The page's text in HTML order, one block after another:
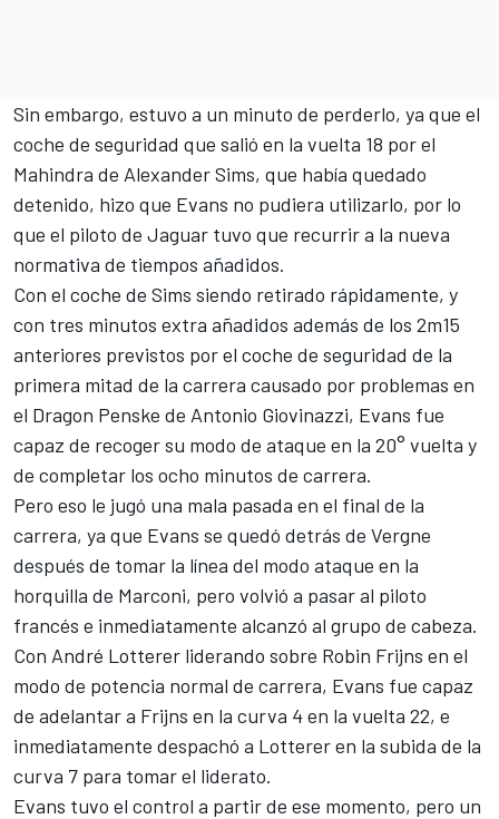
Sin embargo, estuvo a un minuto de perderlo, ya que el
coche de seguridad que salió en la vuelta 18 por el
Mahindra de Alexander Sims, que había quedado
detenido, hizo que Evans no pudiera utilizarlo, por lo
que el piloto de Jaguar tuvo que recurrir a la nueva
normativa de tiempos añadidos.
Con el coche de Sims siendo retirado rápidamente, y
con tres minutos extra añadidos además de los 2m15
anteriores previstos por el coche de seguridad de la
primera mitad de la carrera causado por problemas en
el Dragon Penske de Antonio Giovinazzi, Evans fue
capaz de recoger su modo de ataque en la 20° vuelta y
de completar los ocho minutos de carrera.
Pero eso le jugó una mala pasada en el final de la
carrera, ya que Evans se quedó detrás de Vergne
después de tomar la línea del modo ataque en la
horquilla de Marconi, pero volvió a pasar al piloto
francés e inmediatamente alcanzó al grupo de cabeza.
Con André Lotterer liderando sobre Robin Frijns en el
modo de potencia normal de carrera, Evans fue capaz
de adelantar a Frijns en la curva 4 en la vuelta 22, e
inmediatamente despachó a Lotterer en la subida de la
curva 7 para tomar el liderato.
Evans tuvo el control a partir de ese momento, pero un